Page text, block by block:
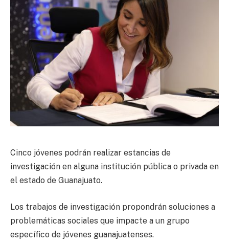
Cinco jóvenes podrán realizar estancias de
investigación en alguna institución pública o privada en
el estado de Guanajuato.
Los trabajos de investigación propondrán soluciones a
problemáticas sociales que impacte a un grupo
específico de jóvenes guanajuatenses.